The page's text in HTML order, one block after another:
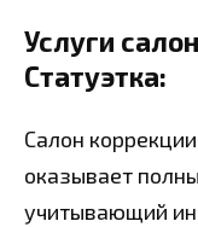
Услуги
Статуэтка:
Салон
оказывает
учитывающий